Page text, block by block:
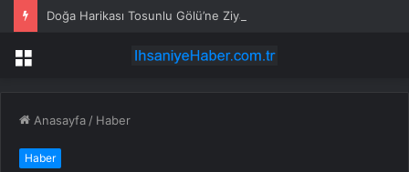
Doğa Harikası Tosunlu Gölü’ne Ziyaretçi Akını
Menü
Anasayfa / Haber
Haber